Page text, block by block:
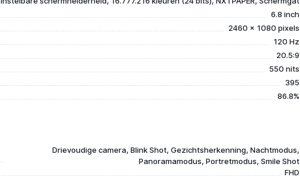
6.8 inch
2460 x 1080 pixels
120 Hz
20.5:9
550 nits
395
86.8%
Drievoudige camera, Blink Shot, Gezichtsherkenning, Nachtmodus,
Panoramamodus, Portretmodus, Smile Shot
FHD